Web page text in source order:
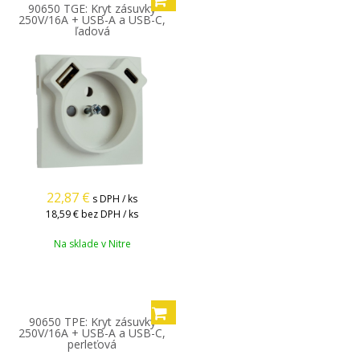
90650 TGE: Kryt zásuvky
250V/16A + USB-A a USB-C,
ľadová
22,87 € s DPH / ks
18,59 €bez DPH / ks
Na sklade v Nitre
90650 TPE: Kryt zásuvky
250V/16A + USB-A a USB-C,
perleťová